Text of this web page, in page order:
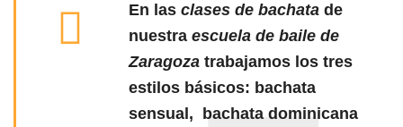
En las clases de bachata de
nuestra escuela de baile de
Zaragoza trabajamos los tres
estilos básicos: bachata
sensual ,
bachata dominicana